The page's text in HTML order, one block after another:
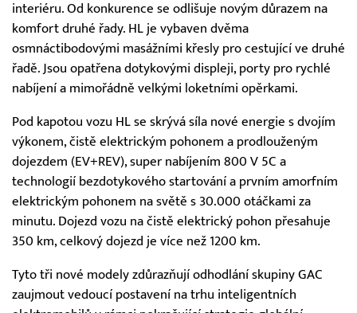
interiéru. Od konkurence se odlišuje novým důrazem na
komfort druhé řady. HL je vybaven dvěma
osmnáctibodovými masážními křesly pro cestující ve druhé
řadě. Jsou opatřena dotykovými displeji, porty pro rychlé
nabíjení a mimořádně velkými loketními opěrkami.
Pod kapotou vozu HL se skrývá síla nové energie s dvojím
výkonem, čistě elektrickým pohonem a prodlouženým
dojezdem (EV+REV), super nabíjením 800 V 5C a
technologií bezdotykového startování a prvním amorfním
elektrickým pohonem na světě s 30.000 otáčkami za
minutu. Dojezd vozu na čistě elektrický pohon přesahuje
350 km, celkový dojezd je více než 1200 km.
Tyto tři nové modely zdůrazňují odhodlání skupiny GAC
zaujmout vedoucí postavení na trhu inteligentních